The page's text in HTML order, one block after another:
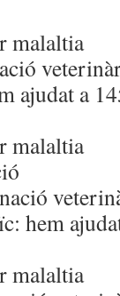
malaltia
ajudat a
malaltia
hem
malaltia